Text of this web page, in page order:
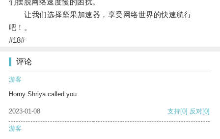
们摆脱网络速度慢的困扰。
让我们选择坚果加速器，享受网络世界的快速航行
吧！。
#18#
评论
游客
Horny Shriya called you
2023-01-08 支持[0] 反对[0]
游客